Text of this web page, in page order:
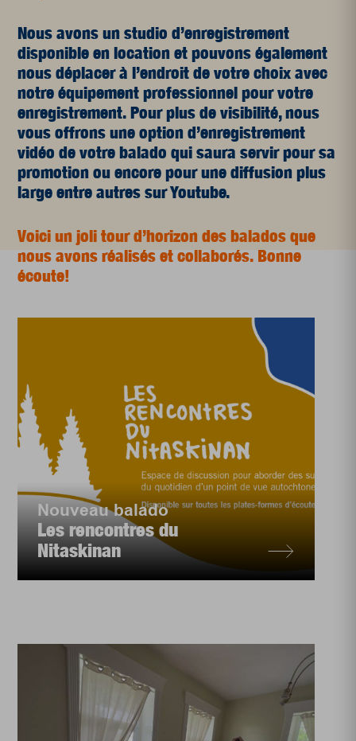
Nous avons un studio d’enregistrement
disponible en location et pouvons également
nous déplacer à l’endroit de votre choix avec
notre équipement professionnel pour votre
enregistrement. Pour plus de visibilité, nous
vous offrons une option d’enregistrement
vidéo de votre balado qui saura servir pour sa
promotion ou encore pour une diffusion plus
large entre autres sur Youtube.
Voici un joli tour d’horizon des balados que
nous avons réalisés et collaborés. Bonne
écoute!
Nouveau balado
Les rencontres du
Nitaskinan